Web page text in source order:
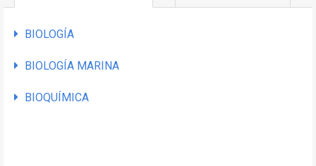
BIOLOGÍA
BIOLOGÍA MARINA
BIOQUÍMICA